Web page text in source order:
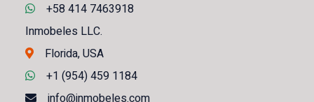
+58 414 7463918
Inmobeles LLC.
Florida, USA
+1 (954) 459 1184
info@inmobeles.com